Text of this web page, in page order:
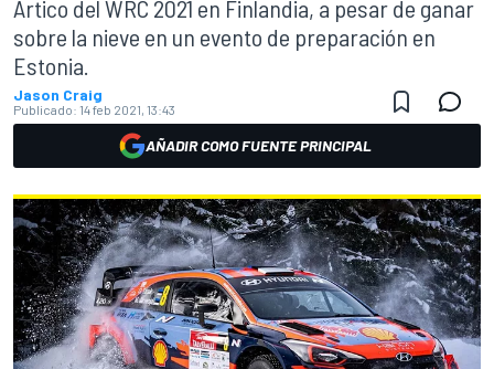
Ártico del WRC 2021 en Finlandia, a pesar de ganar
sobre la nieve en un evento de preparación en
Estonia.
Jason Craig
Publicado: 14 feb 2021, 13:43
AÑADIR COMO FUENTE PRINCIPAL